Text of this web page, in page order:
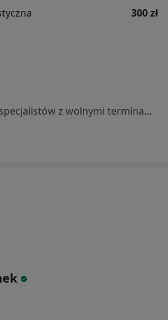
300 zł
Brak dostępnych specjalistów z wolnymi terminami w tym centrum medycznym.